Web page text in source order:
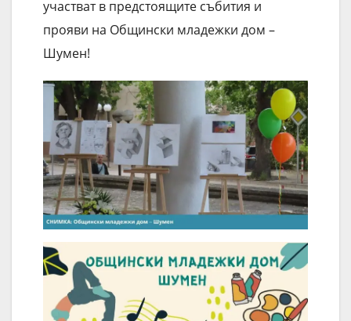
участват в предстоящите събития и
прояви на Общински младежки дом –
Шумен!